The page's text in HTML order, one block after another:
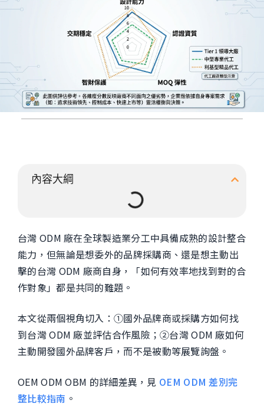
內容大綱
台灣 ODM 廠在全球製造業分工中具備成熟的設計整合
能力，但無論是想委外的品牌採購商、還是想主動出
擊的台灣 ODM 廠商自身，「如何有效率地找到對的合
作對象」都是共同的難題。
本文從兩個視角切入：①國外品牌商或採購方如何找
到台灣 ODM 廠並評估合作風險；②台灣 ODM 廠如何
主動開發國外品牌客戶，而不是被動等展覽詢盤。
OEM ODM OBM 的詳細差異，見 OEM ODM 差別完
整比較指南 。